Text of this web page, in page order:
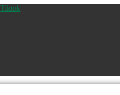
Tiktok